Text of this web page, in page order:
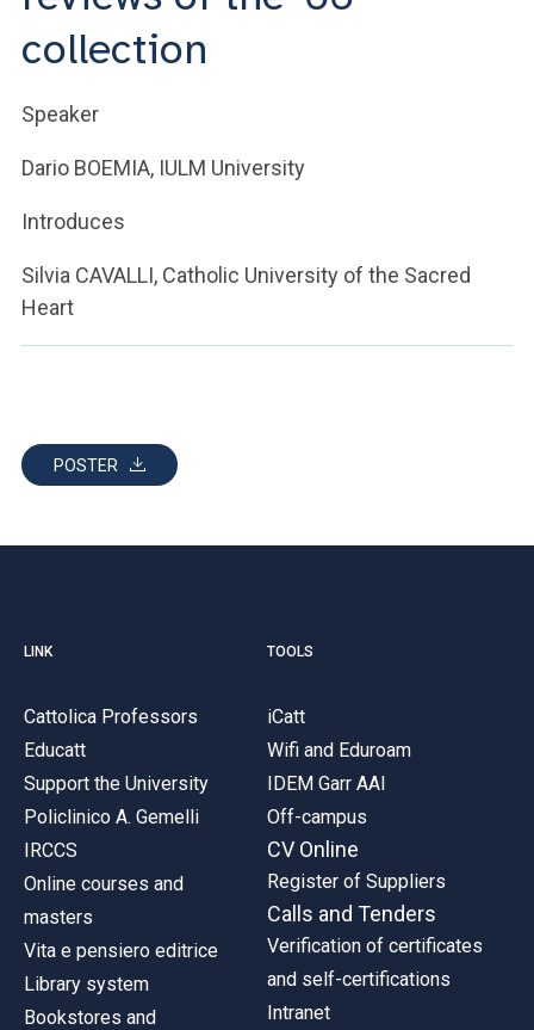
YOU ARE A FACULTY MEMBER OR STAFF MEMBER
ACCEDI A CLOUDMAIL
collection
Speaker
Dario BOEMIA, IULM University
Introduces
Silvia CAVALLI, Catholic University of the Sacred
Heart
POSTER
LINK
Cattolica Professors
Educatt
Support the University
Policlinico A. Gemelli
IRCCS
Online courses and
masters
Vita e pensiero editrice
Library system
Bookstores and
TOOLS
iCatt
Wifi and Eduroam
IDEM Garr AAI
Off-campus
CV Online
Register of Suppliers
Calls and Tenders
Verification of certificates
and self-certifications
Intranet